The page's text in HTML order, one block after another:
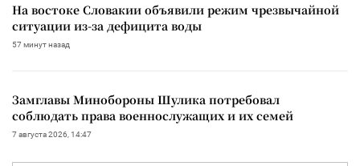
На востоке Словакии объявили режим чрезвычайной
ситуации из-за дефицита воды
57 минут назад
Замглавы Минобороны Шулика потребовал
соблюдать права военнослужащих и их семей
7 августа 2026, 14:47